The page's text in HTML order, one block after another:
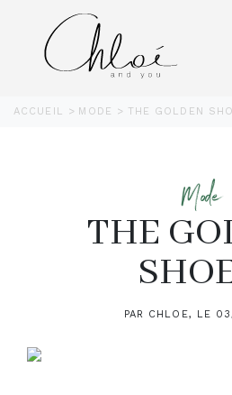
ACCUEIL MODE THE GOLDEN
Mode
THE
PAR CHLOE, LE